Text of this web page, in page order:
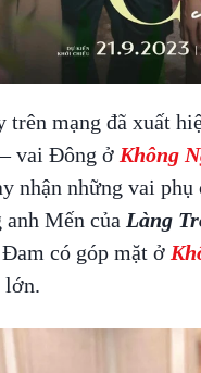
trên mạng đã xuất
vai Đông ở Không
nhận những vai
Mến của Làng
có góp mặt ở
lớn.